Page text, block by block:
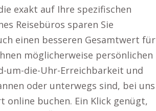
exakt auf Ihre spezifischen
Reisebüros sparen Sie
einen besseren Gesamtwert für
möglicherweise persönlichen
um-die-Uhr-Erreichbarkeit und
oder unterwegs sind, bei uns
online buchen. Ein Klick genügt,